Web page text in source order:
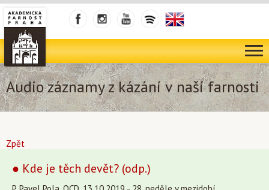
Audio záznamy z kázání v naší farnosti
Zpět
● Kde je těch devět? (odp.)